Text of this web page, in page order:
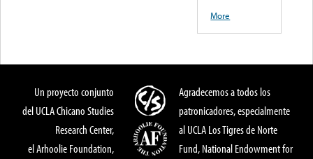
More
Un proyecto conjunto
del UCLA Chicano Studies
Research Center,
el Arhoolie Foundation,
Agradecemos a todos los
patronicadores, especialmente
al UCLA Los Tigres de Norte
Fund, National Endowment for